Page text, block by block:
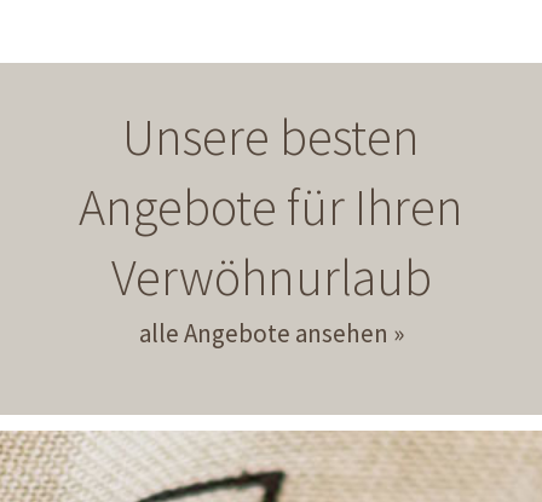
Unsere besten
Angebote für Ihren
Verwöhnurlaub
alle Angebote ansehen